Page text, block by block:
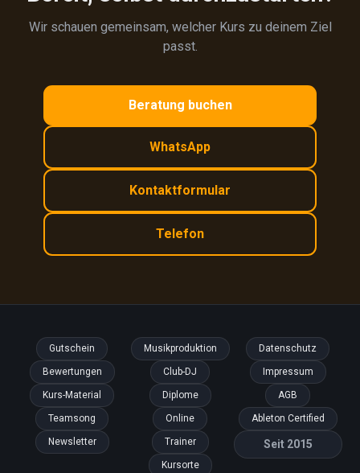
Wir schauen gemeinsam, welcher Kurs zu deinem Ziel
passt.
Beratung buchen
WhatsApp
Kontaktformular
Telefon
Gutschein
Bewertungen
Kurs-Material
Teamsong
Newsletter
Musikproduktion
Club-DJ
Diplome
Online
Trainer
Kursorte
Datenschutz
Impressum
AGB
Ableton Certified
Seit 2015